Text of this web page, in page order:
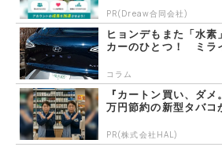
PR(Dreaw合同会社)
ヒョンデもまた「水
カーのひとつ！ ミラ
コラム
『カートン買い、ダ
万円節約の新型タバコ
PR(株式会社HAL)